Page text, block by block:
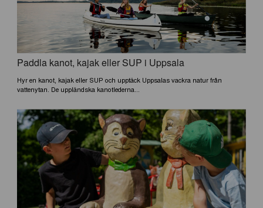
Paddla kanot, kajak eller SUP i Uppsala
Hyr en kanot, kajak eller SUP och upptäck Uppsalas vackra natur från
vattenytan. De uppländska kanotlederna...